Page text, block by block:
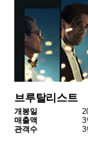
겁 없는 꼬마 판다
꾸준한 지지를 받
누적 관객 수 4만3천
지난 한 주 독립•예
스펜스 등 다양한
았다. 특히 한국애
에서 눈에 띄는 흥
흥행을 이어가며 저
독립·예술영화 흥행